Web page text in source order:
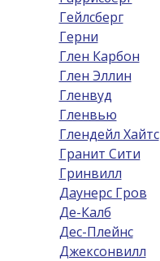
Гейлсберг
Герни
Глен Карбон
Глен Эллин
Гленвуд
Гленвью
Глендейл Хайтс
Гранит Сити
Гринвилл
Даунерс Гров
Де-Калб
Дес-Плейнс
Джексонвилл